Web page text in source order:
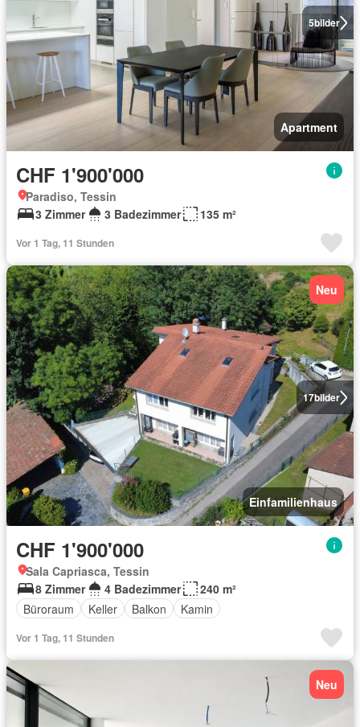
5bilder
Apartment
CHF 1'900'000
Paradiso, Tessin
3 Zimmer
3 Badezimmer 135 m²
Vor 1 Tag, 11 Stunden
17bilder
Neu
Einfamilienhaus
CHF 1'900'000
Sala Capriasca, Tessin
8 Zimmer
4 Badezimmer
240 m²
Büroraum
Keller Balkon Kamin
Vor 1 Tag, 11 Stunden
Neu